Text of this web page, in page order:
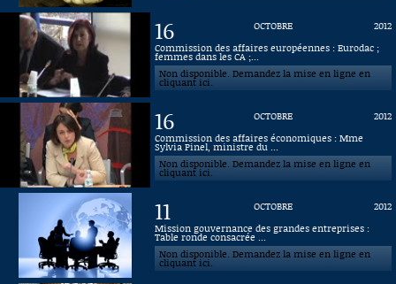
16 OCTOBRE
2012
Commission des affaires européennes : Eurodac ;
femmes dans les CA ;...
Non disponible. Demandez la mise en ligne en
cliquant ici.
16 OCTOBRE
2012
Commission des affaires économiques : Mme
Sylvia Pinel, ministre du ...
Non disponible. Demandez la mise en ligne en
cliquant ici.
11 OCTOBRE
2012
Mission gouvernance des grandes entreprises :
Table ronde consacrée ...
Non disponible. Demandez la mise en ligne en
cliquant ici.